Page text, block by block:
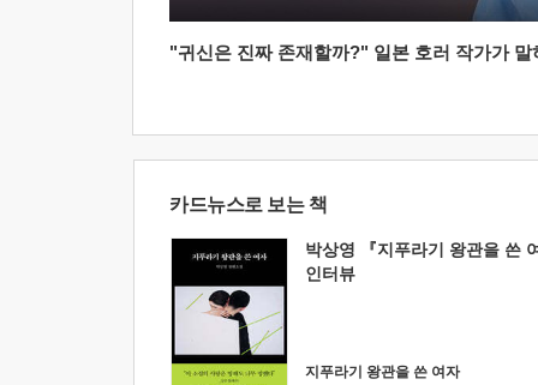
"귀신은 진짜 존재할까?" 일본 호러 작가가
카드뉴스로 보는 책
박상영 『지푸라기 왕관을 쓴
인터뷰
지푸라기 왕관을 쓴 여자